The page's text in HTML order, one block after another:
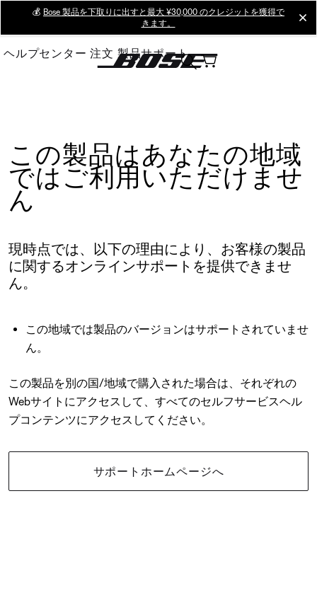
Main
💰 Bose 製品を下取りに出すと最大 ¥30,000 のクレジットを獲得で
きます。
ヘルプセンター 注文 製品サポート
この製品はあなたの地域
ではご利用いただけませ
ん
現時点では、以下の理由により、お客様の製品
に関するオンラインサポートを提供できませ
ん。
この地域では製品のバージョンはサポートされていませ
ん。
この製品を別の国/地域で購入された場合は、それぞれの
Webサイトにアクセスして、すべてのセルフサービスヘル
プコンテンツにアクセスしてください。
サポートホームページへ